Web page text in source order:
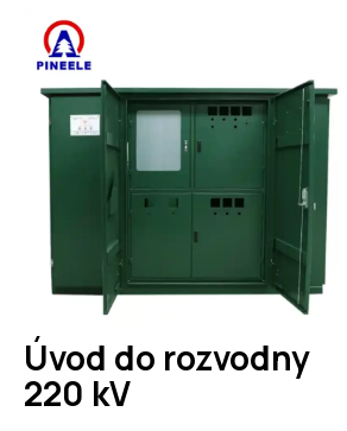
Úvod do rozvodny
220 kV